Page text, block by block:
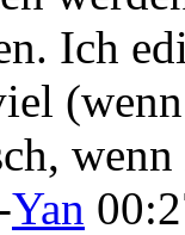
Ich
(wenn
Yan